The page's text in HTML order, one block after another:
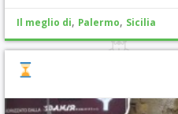
Il meglio di, Palermo, Sicilia